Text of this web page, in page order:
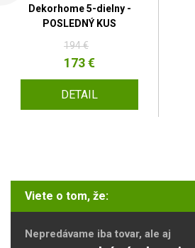
Dekorhome 5-dielny -
POSLEDNÝ KUS
194 €
173 €
DETAIL
Viete o tom, že:
Nepredávame iba tovar, ale aj